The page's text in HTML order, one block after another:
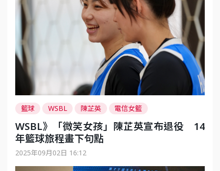
籃球 WSBL 陳芷英 電信女籃
WSBL》「微笑女孩」陳芷英宣布退役 14
年籃球旅程畫下句點
2025年09月02日 16:12